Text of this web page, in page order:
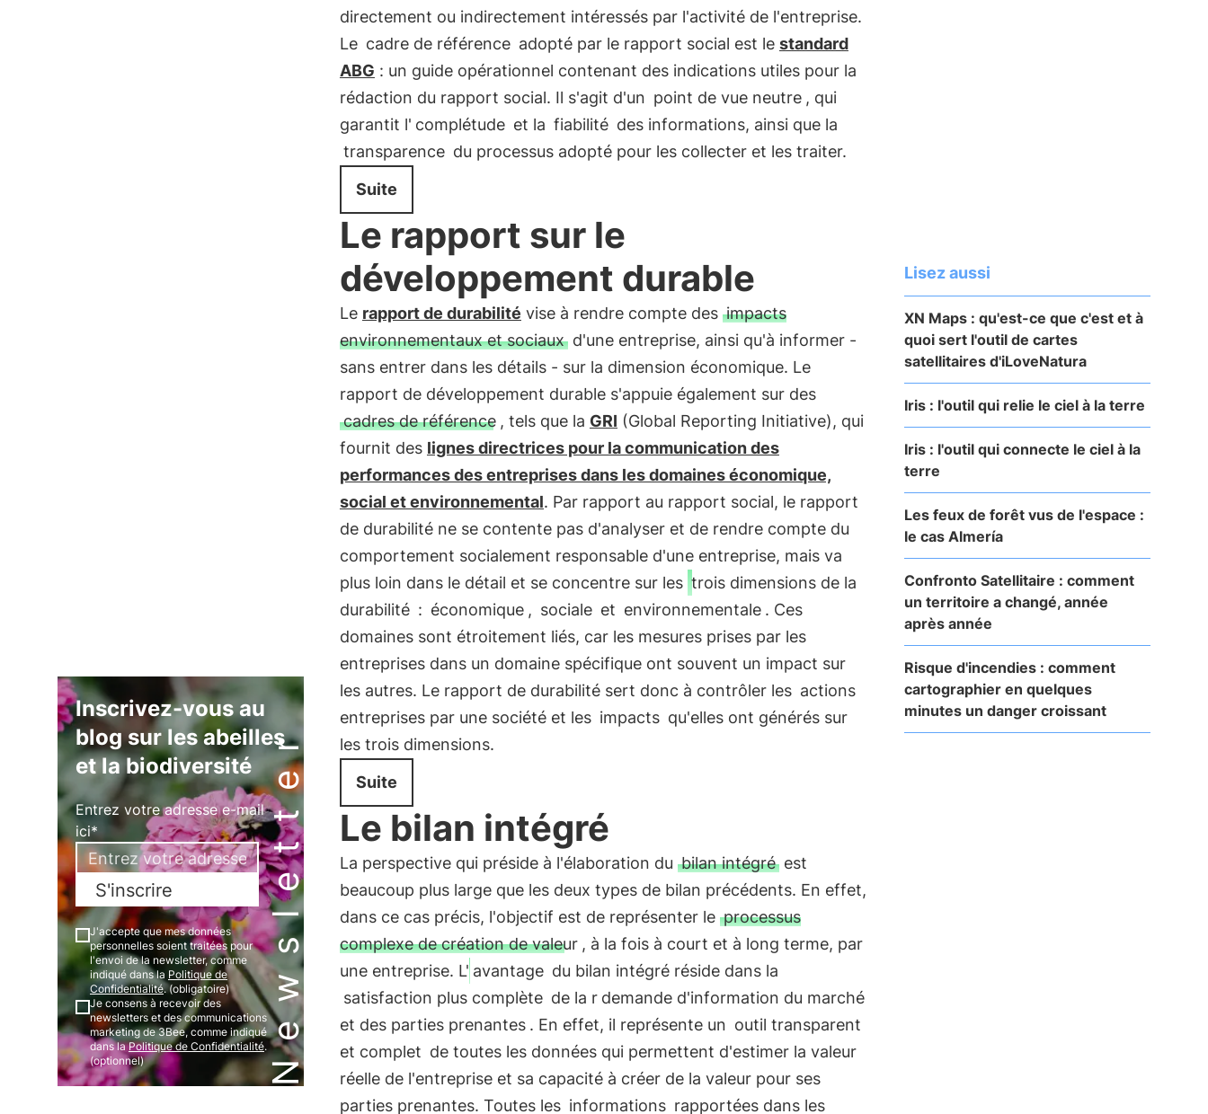
Newsletter
Inscrivez-vous au
blog sur les abeilles
et la biodiversité
Entrez votre adresse e-mail
ici*
S'inscrire
J'accepte que mes données
personnelles soient traitées pour
l'envoi de la newsletter, comme
indiqué dans la Politique de
Confidentialité. (obligatoire)
Je consens à recevoir des
newsletters et des communications
marketing de 3Bee, comme indiqué
dans laPolitique de Confidentialité.
(optionnel)
directement ou indirectement intéressés par l'activité de l'entreprise.
Le cadre de référence adopté par le rapport social est le standard
ABG : un guide opérationnel contenant des indications utiles pour la
rédaction du rapport social. Il s'agit d'un point de vue neutre , qui
garantit l' complétude et la fiabilité des informations, ainsi que la
transparence du processus adopté pour les collecter et les traiter.
Suite
Le rapport sur le
développement durable
Le rapport de durabilité vise à rendre compte des impacts
environnementaux et sociauxd'une entreprise, ainsi qu'à informer -
sans entrer dans les détails - sur la dimension économique. Le
rapport de développement durable s'appuie également sur des
cadres de référence , tels que la GRI (Global Reporting Initiative), qui
fournit des lignes directrices pour la communication des
performances des entreprises dans les domaines économique,
social et environnemental. Par rapport au rapport social, le rapport
de durabilité ne se contente pas d'analyser et de rendre compte du
comportement socialement responsable d'une entreprise, mais va
plus loin dans le détail et se concentre sur les trois dimensions de la
durabilité : économique , sociale et environnementale . Ces
domaines sont étroitement liés, car les mesures prises par les
entreprises dans un domaine spécifique ont souvent un impact sur
les autres. Le rapport de durabilité sert donc à contrôler les actions
entreprises par une société et les impacts qu'elles ont générés sur
les trois dimensions.
Suite
Le bilan intégré
La perspective qui préside à l'élaboration du bilan intégréest
beaucoup plus large que les deux types de bilan précédents. En effet,
dans ce cas précis, l'objectif est de représenter le processus
complexe de création de valeur , à la fois à court et à long terme, par
une entreprise. L' avantage du bilan intégré réside dans la
satisfaction plus complète de la r demande d'information du marché
et des parties prenantes . En effet, il représente un outil transparent
et complet de toutes les données qui permettent d'estimer la valeur
réelle de l'entreprise et sa capacité à créer de la valeur pour ses
parties prenantes. Toutes les informations rapportées dans les
Lisez aussi
XN Maps : qu'est-ce que c'est et à
quoi sert l'outil de cartes
satellitaires d'iLoveNatura
Iris : l'outil qui relie le ciel à la terre
Iris : l'outil qui connecte le ciel à la
terre
Les feux de forêt vus de l'espace :
le cas Almería
Confronto Satellitaire : comment
un territoire a changé, année
après année
Risque d'incendies : comment
cartographier en quelques
minutes un danger croissant